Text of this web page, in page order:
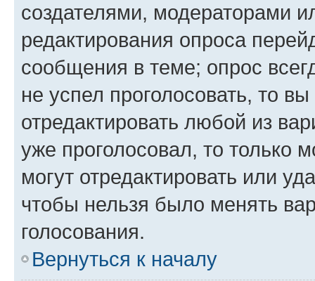
создателями, модераторами
редактирования опроса
сообщения в теме; опрос
не успел проголосовать, то
отредактировать любой из
уже проголосовал, то только
могут отредактировать или
чтобы нельзя было менять
голосования.
Вернуться к началу